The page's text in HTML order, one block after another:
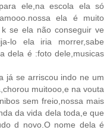
ele,na escola ela só
ela é muito
se ela não conseguir ve
lo ela iria morrer,sabe
dela é :foto dele,musicas
já se arriscou indo ne um
muitooo,e na vouta
sem freio,nossa mais
da vida dela toda,e que
d novo.O nome dela é